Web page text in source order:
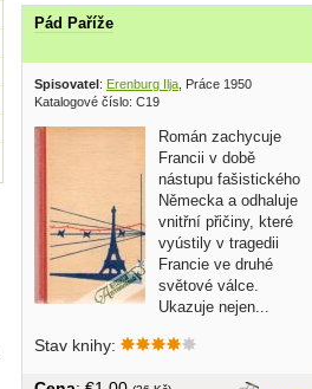
Pád Paříže
Spisovatel: Erenburg Ilja , Práce 1950
Katalogové číslo: C19
Román zachycuje
Francii v době
nástupu fašistického
Německa a odhaluje
vnitřní přičiny, které
vyústily v tragedii
Francie ve druhé
světové válce.
Ukazuje nejen...
Stav knihy: